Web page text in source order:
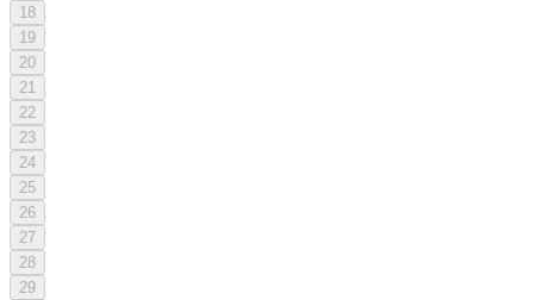
18
19
20
21
22
23
24
25
26
27
28
29